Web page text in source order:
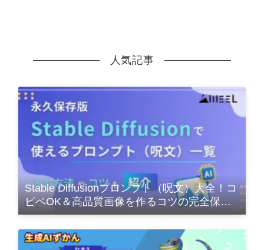
人気記事
Stable Diffusionプロンプト（呪文）大全！コ
ピペOK＆高品質画像を作るコツの完全保存
版